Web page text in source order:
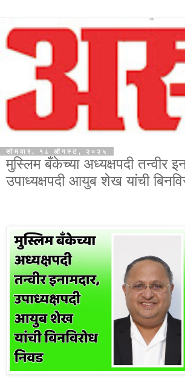
सोमवार, १८ ऑगस्ट, २०२५
मुस्लिम बँकेच्या अध्यक्षपदी तन्वीर
उपाध्यक्षपदी आयुब शेख यांची